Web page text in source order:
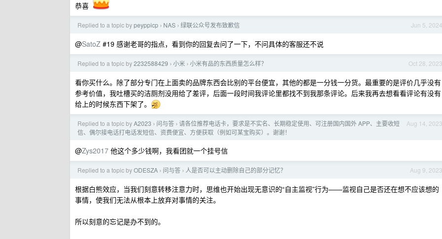
恭喜
Jun 5, 2024
Replied to a topic bypeyppicp › NAS › 绿联公众号发布致歉信
@SatoZ #19 感谢老哥的指点，看到你的回复去问了一下，不问具体的客服还不说
Oct 28, 2023
Replied to a topic by2232588429 › 小米 › 小米有品的东西质量怎么样？
看你买什么。除了部分专门在上面卖的品牌东西会比别的平台便宜，其他的都是一分钱一分货。最重要的是评价几乎没有
参考价值，我吐槽买的洁厕剂没用给了差评，后面一段时间我评论里都找不到我那条评论。后来我再去想看看评论有没有
给上的时候东西下架了。
Aug 14, 2023
Replied to a topic byA2023 › 问与答 › 请各位推荐电话卡，要求是不实名、长期稳定使用、可注册国内国外 APP、主要收短
信、偶尔接电话打电话发短信、资费便宜、方便获取（例如可某宝购买）。谢谢！
@Zys2017 他这个多少钱啊，我看团就一个挂号信
Aug 9, 2023
Replied to a topic byODESZA › 问与答 › 人是否可以主动删除自己的部分记忆？
根据白熊效应，当我们刻意转移注意力时，思维也开始出现无意识的“自主监视”行为——监视自己是否还在想不应该想的
事情，使我们无法从根本上放弃对事情的关注。
所以刻意的忘记是办不到的。